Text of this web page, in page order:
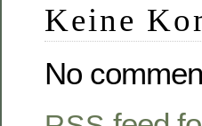
Keine
No